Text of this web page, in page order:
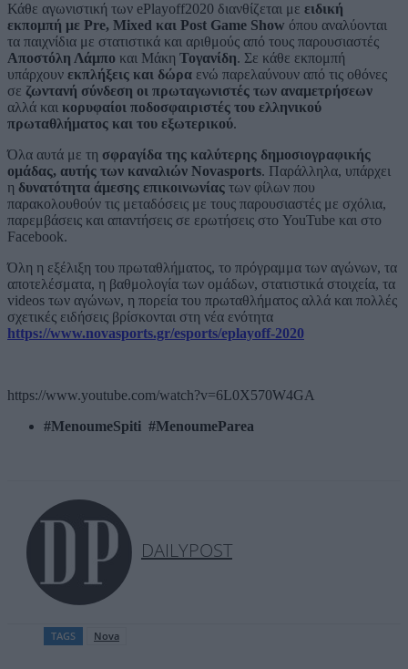
Κάθε αγωνιστική των ePlayoff2020 διανθίζεται με ειδική
εκπομπή με Pre, Mixed και Post Game Show όπου αναλύονται
τα παιχνίδια με στατιστικά και αριθμούς από τους παρουσιαστές
Αποστόλη Λάμπο και Μάκη Τογανίδη. Σε κάθε εκπομπή
υπάρχουν εκπλήξεις και δώρα ενώ παρελαύνουν από τις οθόνες
σε ζωντανή σύνδεση οι πρωταγωνιστές των αναμετρήσεων
αλλά και κορυφαίοι ποδοσφαιριστές του ελληνικού
πρωταθλήματος και του εξωτερικού.
Όλα αυτά με τη σφραγίδα της καλύτερης δημοσιογραφικής
ομάδας, αυτής των καναλιών Novasports. Παράλληλα, υπάρχει
η δυνατότητα άμεσης επικοινωνίας των φίλων που
παρακολουθούν τις μεταδόσεις με τους παρουσιαστές με σχόλια,
παρεμβάσεις και απαντήσεις σε ερωτήσεις στο YouTube και στο
Facebook.
Όλη η εξέλιξη του πρωταθλήματος, το πρόγραμμα των αγώνων, τα
αποτελέσματα, η βαθμολογία των ομάδων, στατιστικά στοιχεία, τα
videos των αγώνων, η πορεία του πρωταθλήματος αλλά και πολλές
σχετικές ειδήσεις βρίσκονται στη νέα ενότητα
https://www.novasports.gr/esports/eplayoff-2020
https://www.youtube.com/watch?v=6L0X570W4GA
#MenoumeSpiti #MenoumeParea
DAILYPOST
TAGS Nova